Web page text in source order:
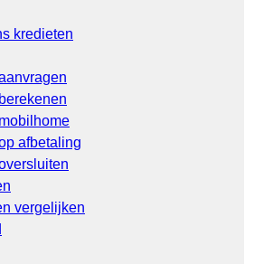
kredieten
afbetaling
vergelijken